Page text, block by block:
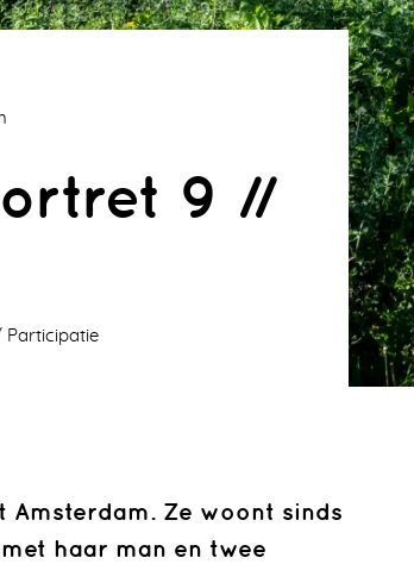
9 //
Participatie
Ze woont sinds
haar man en twee